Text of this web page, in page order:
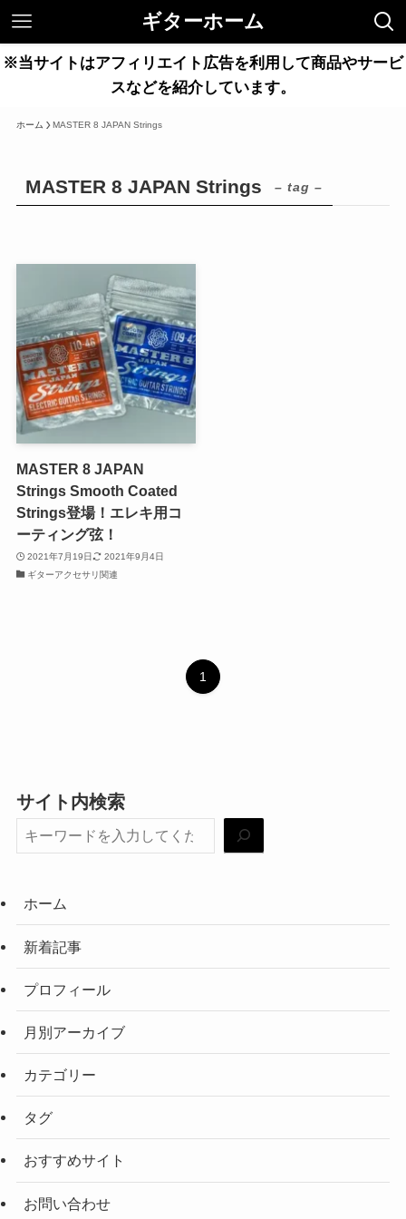
ギターホーム
※当サイトはアフィリエイト広告を利用して商品やサービ
スなどを紹介しています。
ホーム MASTER 8 JAPAN Strings
MASTER 8 JAPAN Strings – tag –
MASTER 8 JAPAN
Strings Smooth Coated
Strings登場！エレキ用コ
ーティング弦！
2021年7月19日
2021年9月4日
ギターアクセサリ関連
1
サイト内検索
ホーム
新着記事
プロフィール
月別アーカイブ
カテゴリー
タグ
おすすめサイト
お問い合わせ